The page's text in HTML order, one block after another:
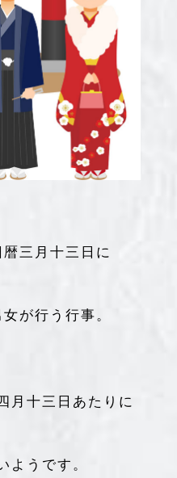
三月十三日に
が行う行事。
月十三日あたりに
ようです。